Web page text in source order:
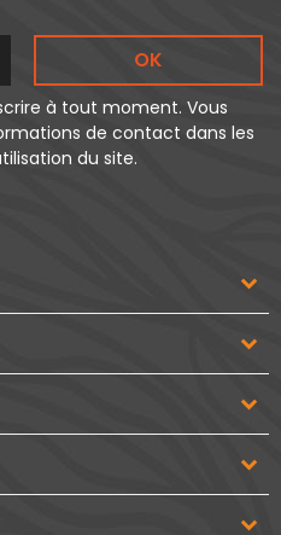
OK
à tout moment. Vous
de contact dans les
du site.